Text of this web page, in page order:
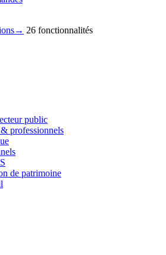
→ 26 fonctionnalités
public
professionnels
de patrimoine